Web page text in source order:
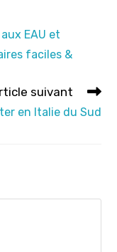
EAU et
faciles &
suivant
en Italie du Sud